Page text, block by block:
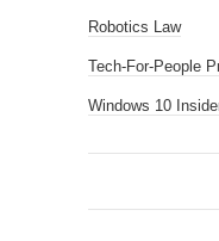
Robotics Law
Tech-For-People
Windows 10